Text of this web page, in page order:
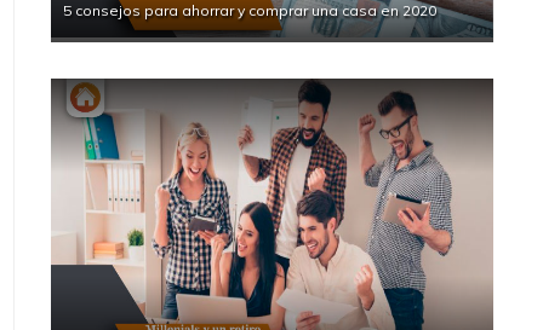
5 consejos para ahorrar y comprar una casa en 2020